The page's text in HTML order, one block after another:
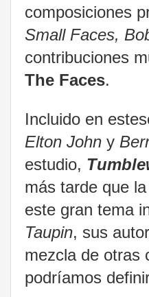
composiciones
Small Faces,
contribuciones
The Faces.
Incluido en
Elton John y
estudio,
más tarde que
este gran tema
Taupin, sus
mezcla de otras
podríamos